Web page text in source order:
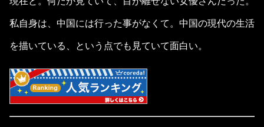
私自身は、中国には行った事がなくて。中国の現代の生活
を描いている、という点でも見ていて面白い。